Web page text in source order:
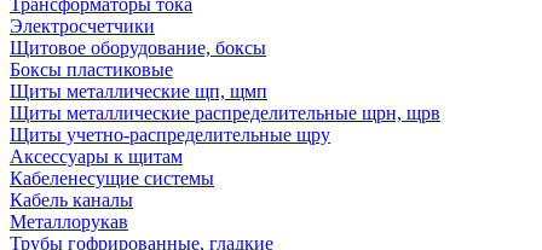
Трансформаторы тока
Электросчетчики
Щитовое оборудование, боксы
Боксы пластиковые
Щиты металлические щп, щмп
Щиты металлические распределительные щрн, щрв
Щиты учетно-распределительные щру
Аксессуары к щитам
Кабеленесущие системы
Кабель каналы
Металлорукав
Трубы гофрированные, гладкие